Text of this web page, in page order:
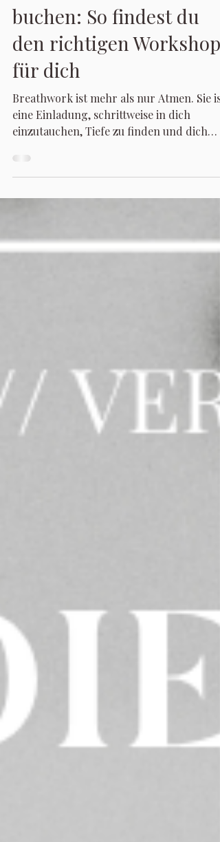
Breathwork Kurs
buchen: So findest du
den richtigen Workshop
für dich
Breathwork ist mehr als nur Atmen. Sie ist
einzutauchen, Tiefe zu finden und dich
selbst neu zu entdecken.